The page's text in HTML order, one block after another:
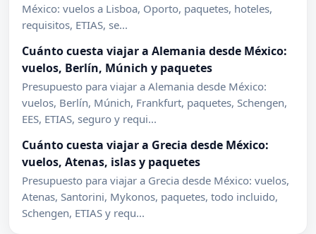
México: vuelos a Lisboa, Oporto, paquetes, hoteles,
requisitos, ETIAS, se...
Cuánto cuesta viajar a Alemania desde México:
vuelos, Berlín, Múnich y paquetes
Presupuesto para viajar a Alemania desde México:
vuelos, Berlín, Múnich, Frankfurt, paquetes, Schengen,
EES, ETIAS, seguro y requi...
Cuánto cuesta viajar a Grecia desde México:
vuelos, Atenas, islas y paquetes
Presupuesto para viajar a Grecia desde México: vuelos,
Atenas, Santorini, Mykonos, paquetes, todo incluido,
Schengen, ETIAS y requ...